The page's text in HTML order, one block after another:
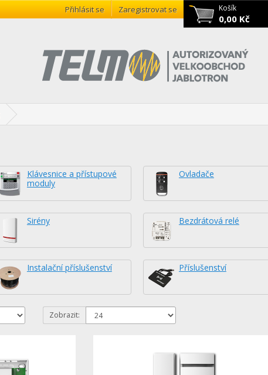
Košík
0,00 Kč
Přihlásit se Zaregistrovat se
Klávesnice a přístupové
moduly
Ovladače
Sirény Bezdrátová relé
Instalační příslušenství Příslušenství
Zobrazit: